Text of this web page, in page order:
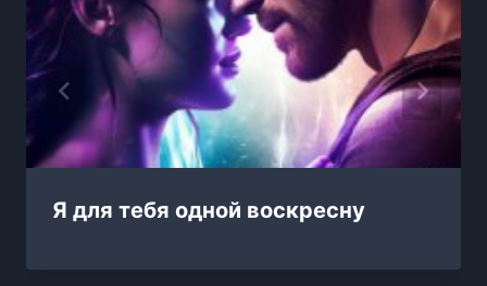
Я для тебя одной воскресну